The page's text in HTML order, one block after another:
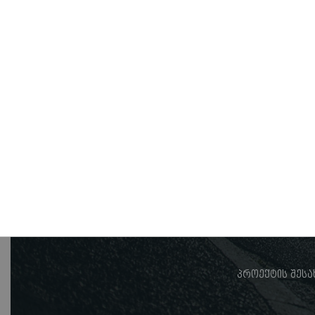
პროექტის